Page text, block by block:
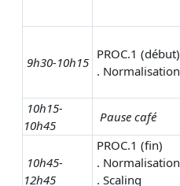
9h30-10h15
PROC.1 (début)
. Normalisation
10h15-
10h45
Pause café
10h45-
12h45
PROC.1 (fin)
. Normalisation
. Scaling